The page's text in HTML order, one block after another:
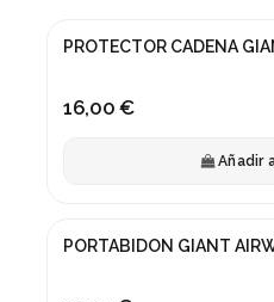
PROTECTOR CADENA
16,00 €
Añadir
PORTABIDON GIANT